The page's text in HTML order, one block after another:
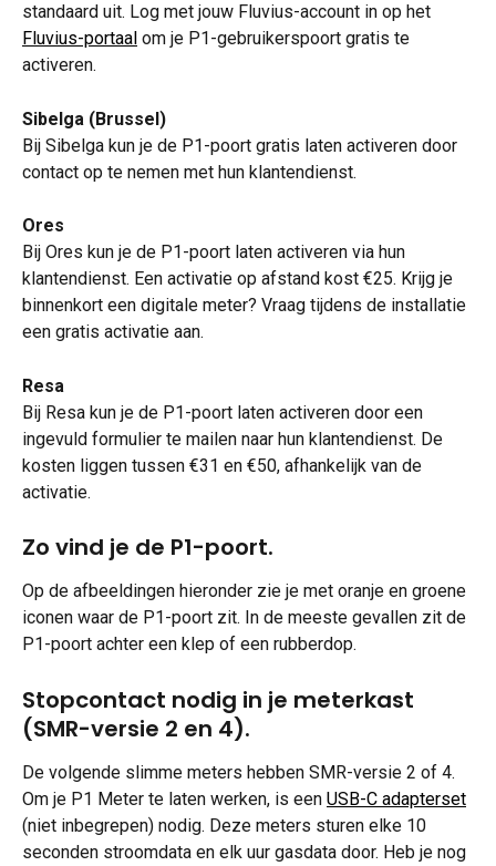
standaard uit. Log met jouw Fluvius-account in op het
Fluvius-portaal om je P1-gebruikerspoort gratis te
activeren.
Sibelga (Brussel)
Bij Sibelga kun je de P1-poort gratis laten activeren door
contact op te nemen met hun klantendienst.
Ores
Bij Ores kun je de P1-poort laten activeren via hun
klantendienst. Een activatie op afstand kost €25. Krijg je
binnenkort een digitale meter? Vraag tijdens de installatie
een gratis activatie aan.
Resa
Bij Resa kun je de P1-poort laten activeren door een
ingevuld formulier te mailen naar hun klantendienst. De
kosten liggen tussen €31 en €50, afhankelijk van de
activatie.
Zo vind je de P1-poort.
Op de afbeeldingen hieronder zie je met oranje en groene
iconen waar de P1-poort zit. In de meeste gevallen zit de
P1-poort achter een klep of een rubberdop.
Stopcontact nodig in je meterkast
(SMR-versie 2 en 4).
De volgende slimme meters hebben SMR-versie 2 of 4.
Om je P1 Meter te laten werken, is een USB-C adapterset
(niet inbegrepen) nodig. Deze meters sturen elke 10
seconden stroomdata en elk uur gasdata door. Heb je nog